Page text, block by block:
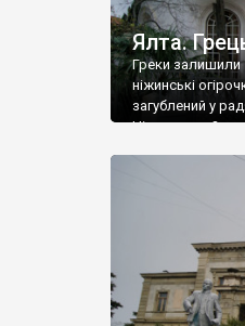
Ялта.
Греки залишили
ніжинські
загублений у
Ніжин греки?